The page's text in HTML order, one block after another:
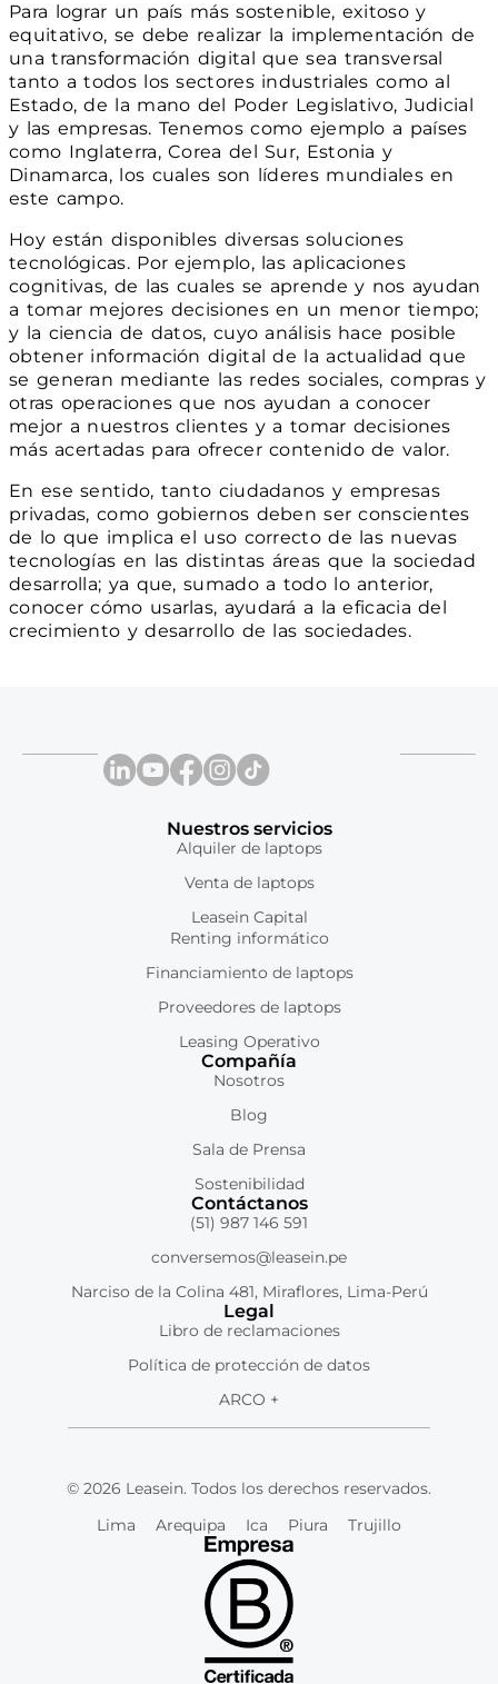
Para lograr un país más sostenible, exitoso y
equitativo, se debe realizar la implementación de
una transformación digital que sea transversal
tanto a todos los sectores industriales como al
Estado, de la mano del Poder Legislativo, Judicial
y las empresas. Tenemos como ejemplo a países
como Inglaterra, Corea del Sur, Estonia y
Dinamarca, los cuales son líderes mundiales en
este campo.
Hoy están disponibles diversas soluciones
tecnológicas. Por ejemplo, las aplicaciones
cognitivas, de las cuales se aprende y nos ayudan
a tomar mejores decisiones en un menor tiempo;
y la ciencia de datos, cuyo análisis hace posible
obtener información digital de la actualidad que
se generan mediante las redes sociales, compras y
otras operaciones que nos ayudan a conocer
mejor a nuestros clientes y a tomar decisiones
más acertadas para ofrecer contenido de valor.
En ese sentido, tanto ciudadanos y empresas
privadas, como gobiernos deben ser conscientes
de lo que implica el uso correcto de las nuevas
tecnologías en las distintas áreas que la sociedad
desarrolla; ya que, sumado a todo lo anterior,
conocer cómo usarlas, ayudará a la eficacia del
crecimiento y desarrollo de las sociedades.
Nuestros servicios
Alquiler de laptops
Venta de laptops
Leasein Capital
Renting informático
Financiamiento de laptops
Proveedores de laptops
Leasing Operativo
Compañía
Nosotros
Blog
Sala de Prensa
Sostenibilidad
Contáctanos
(51) 987 146 591
conversemos@leasein.pe
Narciso de la Colina 481, Miraflores, Lima-Perú
Legal
Libro de reclamaciones
Política de protección de datos
ARCO +
© 2026 Leasein. Todos los derechos reservados.
Lima
Arequipa Ica Piura Trujillo